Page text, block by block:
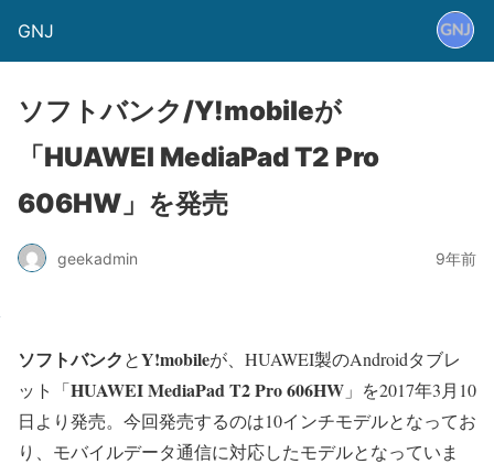
GNJ
ソフトバンク/Y!mobileが
「HUAWEI MediaPad T2 Pro
606HW」を発売
geekadmin 9年前
ソフトバンクとY!mobileが、HUAWEI製のAndroidタブレ
ット「HUAWEI MediaPad T2 Pro 606HW 」を2017年3月10
日より発売。今回発売するのは10インチモデルとなってお
り、モバイルデータ通信に対応したモデルとなっていま